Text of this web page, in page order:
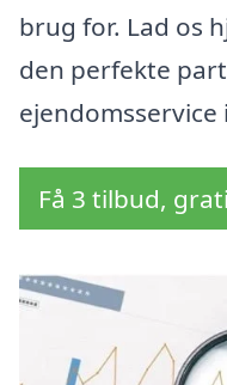
brug for. Lad os
den perfekte
Få 3 tilbud,